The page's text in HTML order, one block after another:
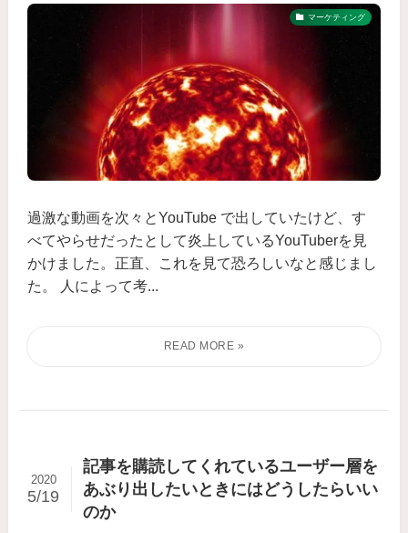
マーケティング
過激な動画を次々とYouTube で出していたけど、す
べてやらせだったとして炎上しているYouTuberを見
かけました。正直、これを見て恐ろしいなと感じまし
た。 人によって考...
記事を購読してくれているユーザー層を
あぶり出したいときにはどうしたらいい
のか
2020
5/19